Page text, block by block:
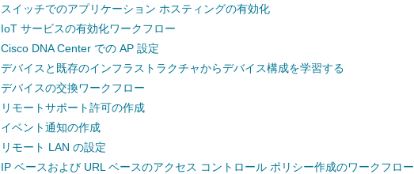
スイッチでのアプリケーション ホスティングの有効化
IoT サービスの有効化ワークフロー
Cisco DNA Center での AP 設定
デバイスと既存のインフラストラクチャからデバイス構成を学習する
デバイスの交換ワークフロー
リモートサポート許可の作成
イベント通知の作成
リモート LAN の設定
IP ベースおよび URL ベースのアクセス コントロール ポリシー作成のワークフロー